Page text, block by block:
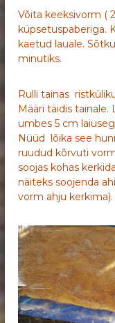
Võita keeksivorm (
küpsetuspaberiga.
kaetud lauale.
minutiks.
Rulli tainas
Määri täidis tainale.
umbes 5 cm
Nüüd lõika see
ruudud kõrvuti
soojas kohas
näiteks soojenda
vorm ahju kerkima).